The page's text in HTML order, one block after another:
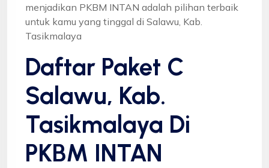
menjadikan PKBM INTAN adalah pilihan terbaik
untuk kamu yang tinggal di Salawu, Kab.
Tasikmalaya
Daftar Paket C
Salawu, Kab.
Tasikmalaya Di
PKBM INTAN